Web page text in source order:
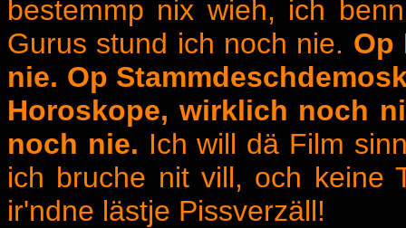
bestemmp nix wieh, ich
Gurus stund ich noch nie. Op
nie. Op
Horoskope, wirklich noch
noch nie. Ich will dä Film
ich bruche nit vill, och keine
ir'ndne lästje Pissverzäll!